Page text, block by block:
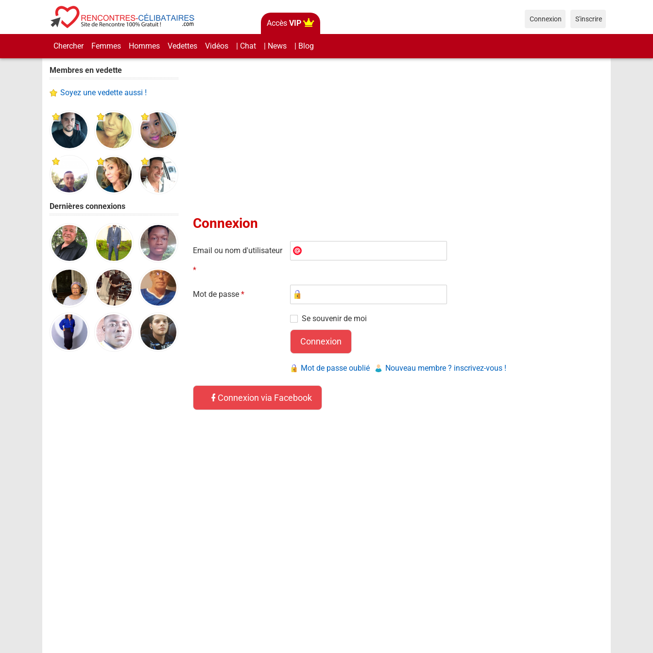
Accès VIP
Chercher Femmes Hommes Vedettes Vidéos | Chat | News | Blog
Connexion S'inscrire
Membres en vedette
Soyez une vedette aussi !
Dernières connexions
Connexion
Email ou nom d'utilisateur
*
Mot de passe *
Se souvenir de moi
Mot de passe oublié Nouveau membre ? inscrivez-vous !
Connexion via Facebook